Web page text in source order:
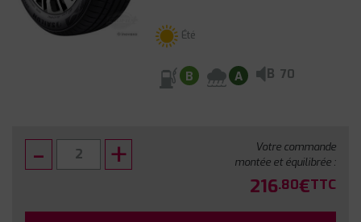
Été
B A B 70
Votre commande
montée et équilibrée :
216.80€TTC